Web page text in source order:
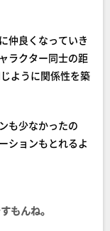
仲良くなっていき
ラクター同士の距
ように関係性を築
も少なかったの
ションもとれるよ
もんね。